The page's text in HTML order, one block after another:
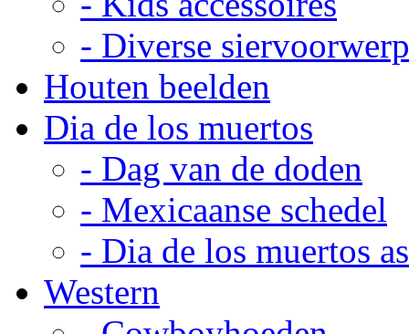
- Diverse
Houten beelden
Dia de los muertos
- Dag van de doden
- Mexicaanse schedel
- Dia de los muertos
Western